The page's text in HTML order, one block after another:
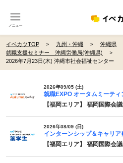
メニュー
イベカツTOP 九州・沖縄
沖縄県
就職支援セミナー 沖縄労働局(沖縄県)
2026年7月23日(木) 沖縄市社会福祉センター
2026年09/05 (土)
就職EXPO オータムミーテ
【福岡エリア】 福岡国際会
2026年08/09 (日)
インターンシップ＆キャリ
【福岡エリア】 福岡国際会